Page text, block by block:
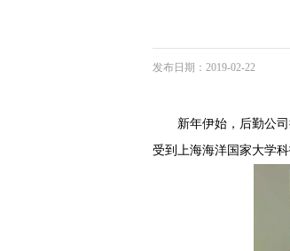
发布日期： 2019-02-22
新年伊始，后勤公
受到上海海洋国家大学